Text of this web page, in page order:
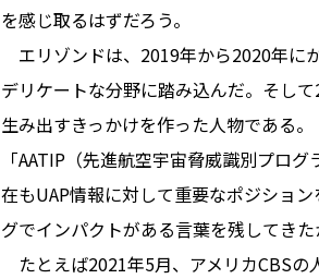
を感じ取るはずだろう。
エリゾンドは、2019年から2020年に
デリケートな分野に踏み込んだ。そし
生み出すきっかけを作った人物である。
「AATIP（先進航空宇宙脅威識別プロ
在もUAP情報に対して重要なポジショ
グでインパクトがある言葉を残してきた
たとえば2021年5月、アメリカCBS